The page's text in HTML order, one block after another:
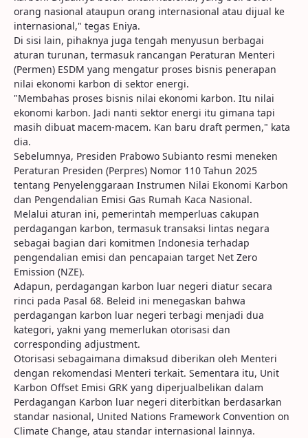
orang nasional ataupun orang internasional atau dijual ke
internasional," tegas Eniya.
Di sisi lain, pihaknya juga tengah menyusun berbagai
aturan turunan, termasuk rancangan Peraturan Menteri
(Permen) ESDM yang mengatur proses bisnis penerapan
nilai ekonomi karbon di sektor energi.
"Membahas proses bisnis nilai ekonomi karbon. Itu nilai
ekonomi karbon. Jadi nanti sektor energi itu gimana tapi
masih dibuat macem-macem. Kan baru draft permen," kata
dia.
Sebelumnya, Presiden Prabowo Subianto resmi meneken
Peraturan Presiden (Perpres) Nomor 110 Tahun 2025
tentang Penyelenggaraan Instrumen Nilai Ekonomi Karbon
dan Pengendalian Emisi Gas Rumah Kaca Nasional.
Melalui aturan ini, pemerintah memperluas cakupan
perdagangan karbon, termasuk transaksi lintas negara
sebagai bagian dari komitmen Indonesia terhadap
pengendalian emisi dan pencapaian target Net Zero
Emission (NZE).
Adapun, perdagangan karbon luar negeri diatur secara
rinci pada Pasal 68. Beleid ini menegaskan bahwa
perdagangan karbon luar negeri terbagi menjadi dua
kategori, yakni yang memerlukan otorisasi dan
corresponding adjustment.
Otorisasi sebagaimana dimaksud diberikan oleh Menteri
dengan rekomendasi Menteri terkait. Sementara itu, Unit
Karbon Offset Emisi GRK yang diperjualbelikan dalam
Perdagangan Karbon luar negeri diterbitkan berdasarkan
standar nasional, United Nations Framework Convention on
Climate Change, atau standar internasional lainnya.